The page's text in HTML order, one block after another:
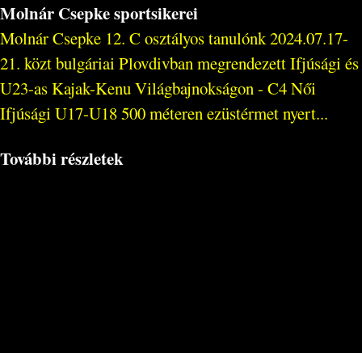
Molnár Csepke sportsikerei
Molnár Csepke 12. C osztályos tanulónk 2024.07.17-
21. közt bulgáriai Plovdivban megrendezett Ifjúsági és
U23-as Kajak-Kenu Világbajnokságon - C4 Női
Ifjúsági U17-U18 500 méteren ezüstérmet nyert...
További részletek